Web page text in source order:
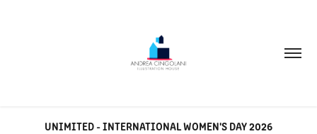
UNIMITED - INTERNATIONAL WOMEN'S DAY 2026